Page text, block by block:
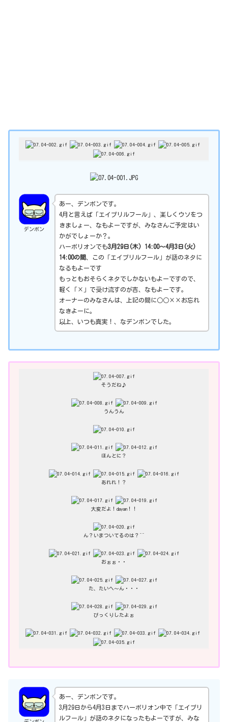
デンボン
あー、デンボンです。
4月と言えば「エイプリルフール」、楽しくウソをつ
きましょー、なもよーですが、みなさんご予定はい
かがでしょーか？。
ハーボリオンでも3月29日(木) 14:00〜4月3日(火)
14:00の間
、この「エイプリルフール」が話のネタに
なるもよーです
もっともおそらくネタでしかないもよーですので、
軽く「×」で受け流すのが吉、なもよーです。
オーナーのみなさんは、上記の間に○○××お忘れ
なきよーに。
以上、いつも真実！、なデンボンでした。
そうだね♪
うんうん
ほんとに？
あれれ！？
大変だよ！dayan！！
ん？いまついてるのは？^^
おぉぉ・・
た、たいへ～ん・・・
びっくりしたよぉ
あー、デンボンです。
3月29日から4月3日までハーボリオン中で「エイプリ
ルフール」が話のネタになったもよーですが、みな